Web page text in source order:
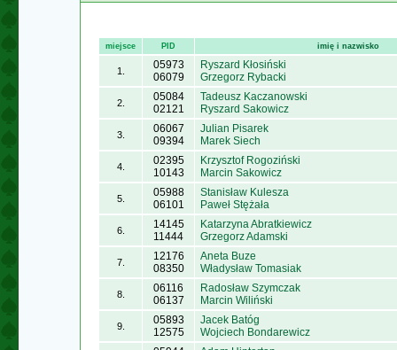
miejsce PID imię i nazwisko
1.
05973
06079
Ryszard Kłosiński
Grzegorz Rybacki
2.
05084
02121
Tadeusz Kaczanowski
Ryszard Sakowicz
3.
06067
09394
Julian Pisarek
Marek Siech
4.
02395
10143
Krzysztof Rogoziński
Marcin Sakowicz
5.
05988
06101
Stanisław Kulesza
Paweł Stężała
6.
14145
11444
Katarzyna Abratkiewicz
Grzegorz Adamski
7.
12176
08350
Aneta Buze
Władysław Tomasiak
8.
06116
06137
Radosław Szymczak
Marcin Wiliński
9.
05893
12575
Jacek Batóg
Wojciech Bondarewicz